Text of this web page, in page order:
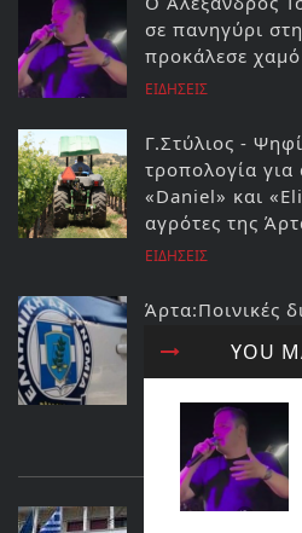
YOU
σε πανηγύρι
προκάλεσε χαμό
ΕΙΔΗΣΕΙΣ
Γ.Στύλιος -
τροπολογία
«Daniel» και
αγρότες της
ΕΙΔΗΣΕΙΣ
Άρτα:Ποινικές
διευθυντής και
ΔΙΑΒΑΣΤΕ
ΕΠΙΣΤΟΛΗ